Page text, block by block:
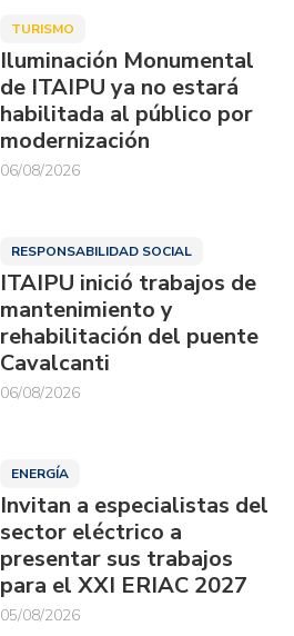
TURISMO
Iluminación Monumental
de ITAIPU ya no estará
habilitada al público por
modernización
06/08/2026
RESPONSABILIDAD SOCIAL
ITAIPU inició trabajos de
mantenimiento y
rehabilitación del puente
Cavalcanti
06/08/2026
ENERGÍA
Invitan a especialistas del
sector eléctrico a
presentar sus trabajos
para el XXI ERIAC 2027
05/08/2026